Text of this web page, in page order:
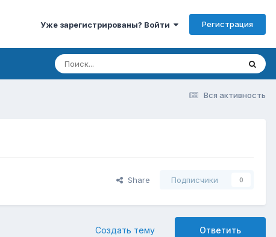
Уже зарегистрированы? Войти Регистрация
Вся активность
Share Подписчики 0
Ответить
Создать тему